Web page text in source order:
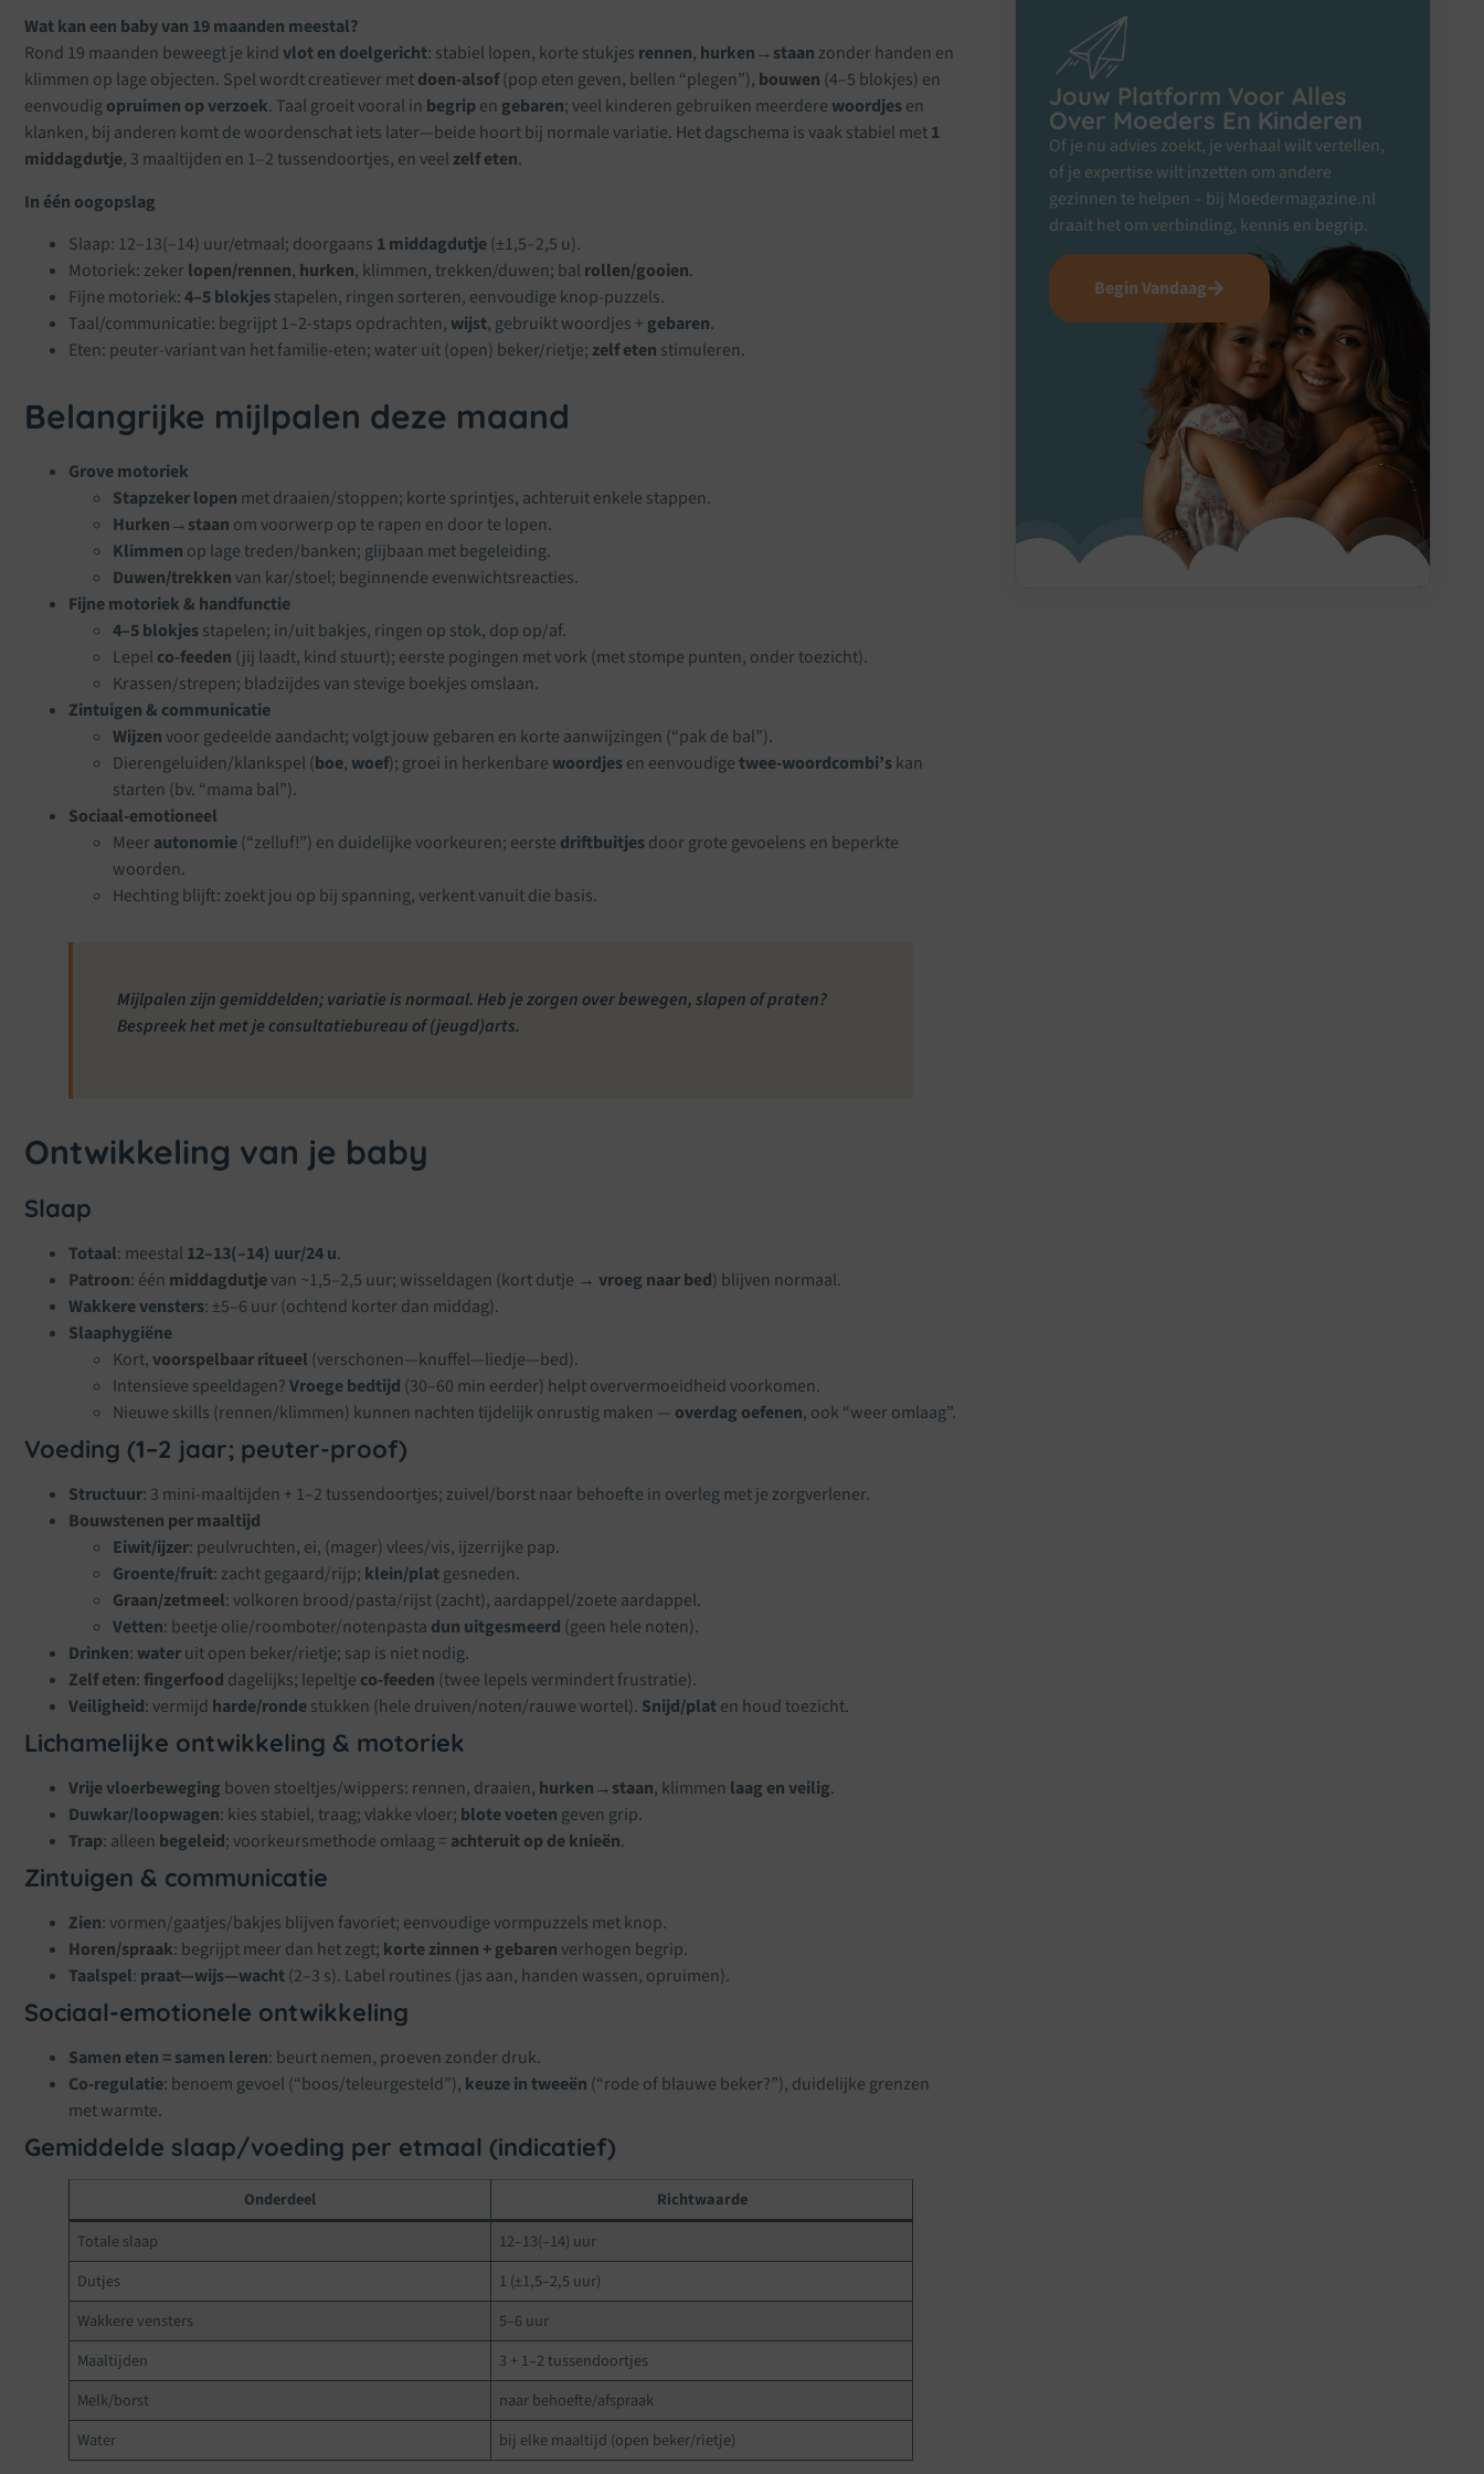
Wat kan een baby van 19 maanden meestal?
Rond 19 maanden beweegt je kindvlot en doelgericht: stabiel lopen, korte stukjes rennen, hurken→staan zonder handen en
klimmen op lage objecten. Spel wordt creatiever metdoen-alsof(pop eten geven, bellen “plegen”), bouwen (4–5 blokjes) en
eenvoudigopruimen op verzoek. Taal groeit vooral in begripen gebaren; veel kinderen gebruiken meerdere woordjesen
klanken, bij anderen komt de woordenschat iets later—beide hoort bij normale variatie. Het dagschema is vaak stabiel met1
middagdutje, 3 maaltijden en 1–2 tussendoortjes, en veel zelf eten.
In één oogopslag
Slaap: 12–13(–14) uur/etmaal; doorgaans 1 middagdutje(±1,5–2,5 u).
Motoriek: zeker lopen/rennen, hurken, klimmen, trekken/duwen; bal rollen/gooien.
Fijne motoriek:4–5 blokjesstapelen, ringen sorteren, eenvoudige knop-puzzels.
Taal/communicatie: begrijpt 1–2-staps opdrachten, wijst, gebruikt woordjes + gebaren.
Eten: peuter-variant van het familie-eten; water uit (open) beker/rietje; zelf eten stimuleren.
Belangrijke mijlpalen deze maand
Grove motoriek
Stapzeker lopen met draaien/stoppen; korte sprintjes, achteruit enkele stappen.
Hurken→staan om voorwerp op te rapen en door te lopen.
Klimmen op lage treden/banken; glijbaan met begeleiding.
Duwen/trekkenvan kar/stoel; beginnende evenwichtsreacties.
Fijne motoriek & handfunctie
4–5 blokjesstapelen; in/uit bakjes, ringen op stok, dop op/af.
Lepel co-feeden (jij laadt, kind stuurt); eerste pogingen met vork (met stompe punten, onder toezicht).
Krassen/strepen; bladzijdes van stevige boekjes omslaan.
Zintuigen & communicatie
Wijzenvoor gedeelde aandacht; volgt jouw gebaren en korte aanwijzingen (“pak de bal”).
Dierengeluiden/klankspel (boe, woef); groei in herkenbare woordjesen eenvoudigetwee-woordcombi’skan
starten (bv. “mama bal”).
Sociaal-emotioneel
Meer autonomie(“zelluf!”) en duidelijke voorkeuren; eerste driftbuitjesdoor grote gevoelens en beperkte
woorden.
Hechting blijft: zoekt jou op bij spanning, verkent vanuit die basis.
Mijlpalen zijn gemiddelden; variatie is normaal. Heb je zorgen over bewegen, slapen of praten?
Bespreek het met je consultatiebureau of (jeugd)arts.
Ontwikkeling van je baby
Slaap
Totaal: meestal 12–13(–14) uur/24 u.
Patroon: één middagdutjevan ~1,5–2,5 uur; wisseldagen (kort dutje → vroeg naar bed) blijven normaal.
Wakkere vensters: ±5–6 uur (ochtend korter dan middag).
Slaaphygiëne
Kort,voorspelbaar ritueel (verschonen—knuffel—liedje—bed).
Intensieve speeldagen?Vroege bedtijd (30–60 min eerder) helpt oververmoeidheid voorkomen.
Nieuwe skills (rennen/klimmen) kunnen nachten tijdelijk onrustig maken — overdag oefenen, ook “weer omlaag”.
Voeding (1–2 jaar; peuter-proof)
Structuur: 3 mini-maaltijden + 1–2 tussendoortjes; zuivel/borst naar behoefte in overleg met je zorgverlener.
Bouwstenen per maaltijd
Eiwit/ijzer: peulvruchten, ei, (mager) vlees/vis, ijzerrijke pap.
Groente/fruit: zacht gegaard/rijp; klein/platgesneden.
Graan/zetmeel: volkoren brood/pasta/rijst (zacht), aardappel/zoete aardappel.
Vetten: beetje olie/roomboter/notenpasta dun uitgesmeerd (geen hele noten).
Drinken: wateruit open beker/rietje; sap is niet nodig.
Zelf eten:fingerfood dagelijks; lepeltje co-feeden (twee lepels vermindert frustratie).
Veiligheid: vermijd harde/rondestukken (hele druiven/noten/rauwe wortel). Snijd/platen houd toezicht.
Lichamelijke ontwikkeling & motoriek
Vrije vloerbeweging boven stoeltjes/wippers: rennen, draaien, hurken→staan, klimmen laag en veilig.
Duwkar/loopwagen: kies stabiel, traag; vlakke vloer; blote voeten geven grip.
Trap: alleen begeleid; voorkeursmethode omlaag = achteruit op de knieën.
Zintuigen & communicatie
Zien: vormen/gaatjes/bakjes blijven favoriet; eenvoudige vormpuzzels met knop.
Horen/spraak: begrijpt meer dan het zegt; korte zinnen + gebarenverhogen begrip.
Taalspel: praat—wijs—wacht(2–3 s). Label routines (jas aan, handen wassen, opruimen).
Sociaal-emotionele ontwikkeling
Samen eten = samen leren: beurt nemen, proeven zonder druk.
Co-regulatie: benoem gevoel (“boos/teleurgesteld”), keuze in tweeën (“rode of blauwe beker?”), duidelijke grenzen
met warmte.
Gemiddelde slaap/voeding per etmaal (indicatief)
Onderdeel
Richtwaarde
Totale slaap
12–13(–14) uur
Dutjes
1 (±1,5–2,5 uur)
Wakkere vensters
5–6 uur
Maaltijden
3 + 1–2 tussendoortjes
Melk/borst
naar behoefte/afspraak
Water
bij elke maaltijd (open beker/rietje)
Jouw Platform Voor Alles
Over Moeders En Kinderen
Of je nu advies zoekt, je verhaal wilt vertellen,
of je expertise wilt inzetten om andere
gezinnen te helpen – bij Moedermagazine.nl
draait het om verbinding, kennis en begrip.
Begin Vandaag